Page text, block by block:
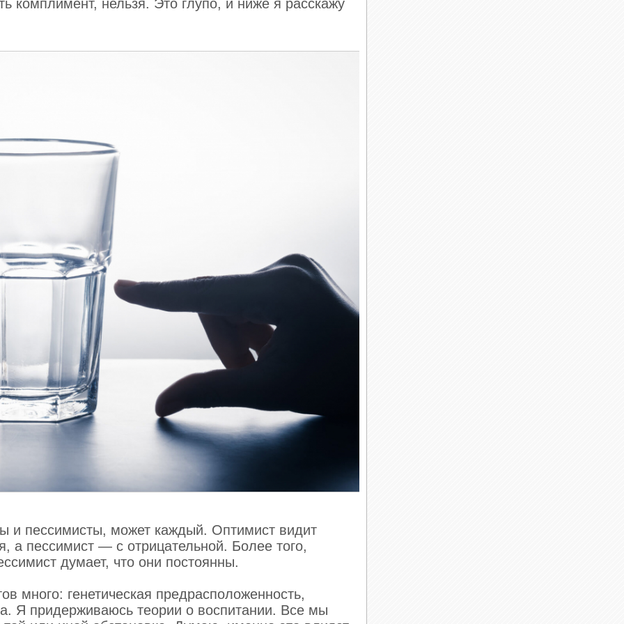
разочарования.
в общении с этим человеком.
эмоции.
здоровье
заболеваний и выше показатели
комплимент, нельзя. Это глупо, и ниже я расскажу
и пессимисты, может каждый. Оптимист видит
а пессимист — с отрицательной. Более того,
думает, что они постоянны.
много: генетическая предрасположенность,
Я придерживаюсь теории о воспитании. Все мы